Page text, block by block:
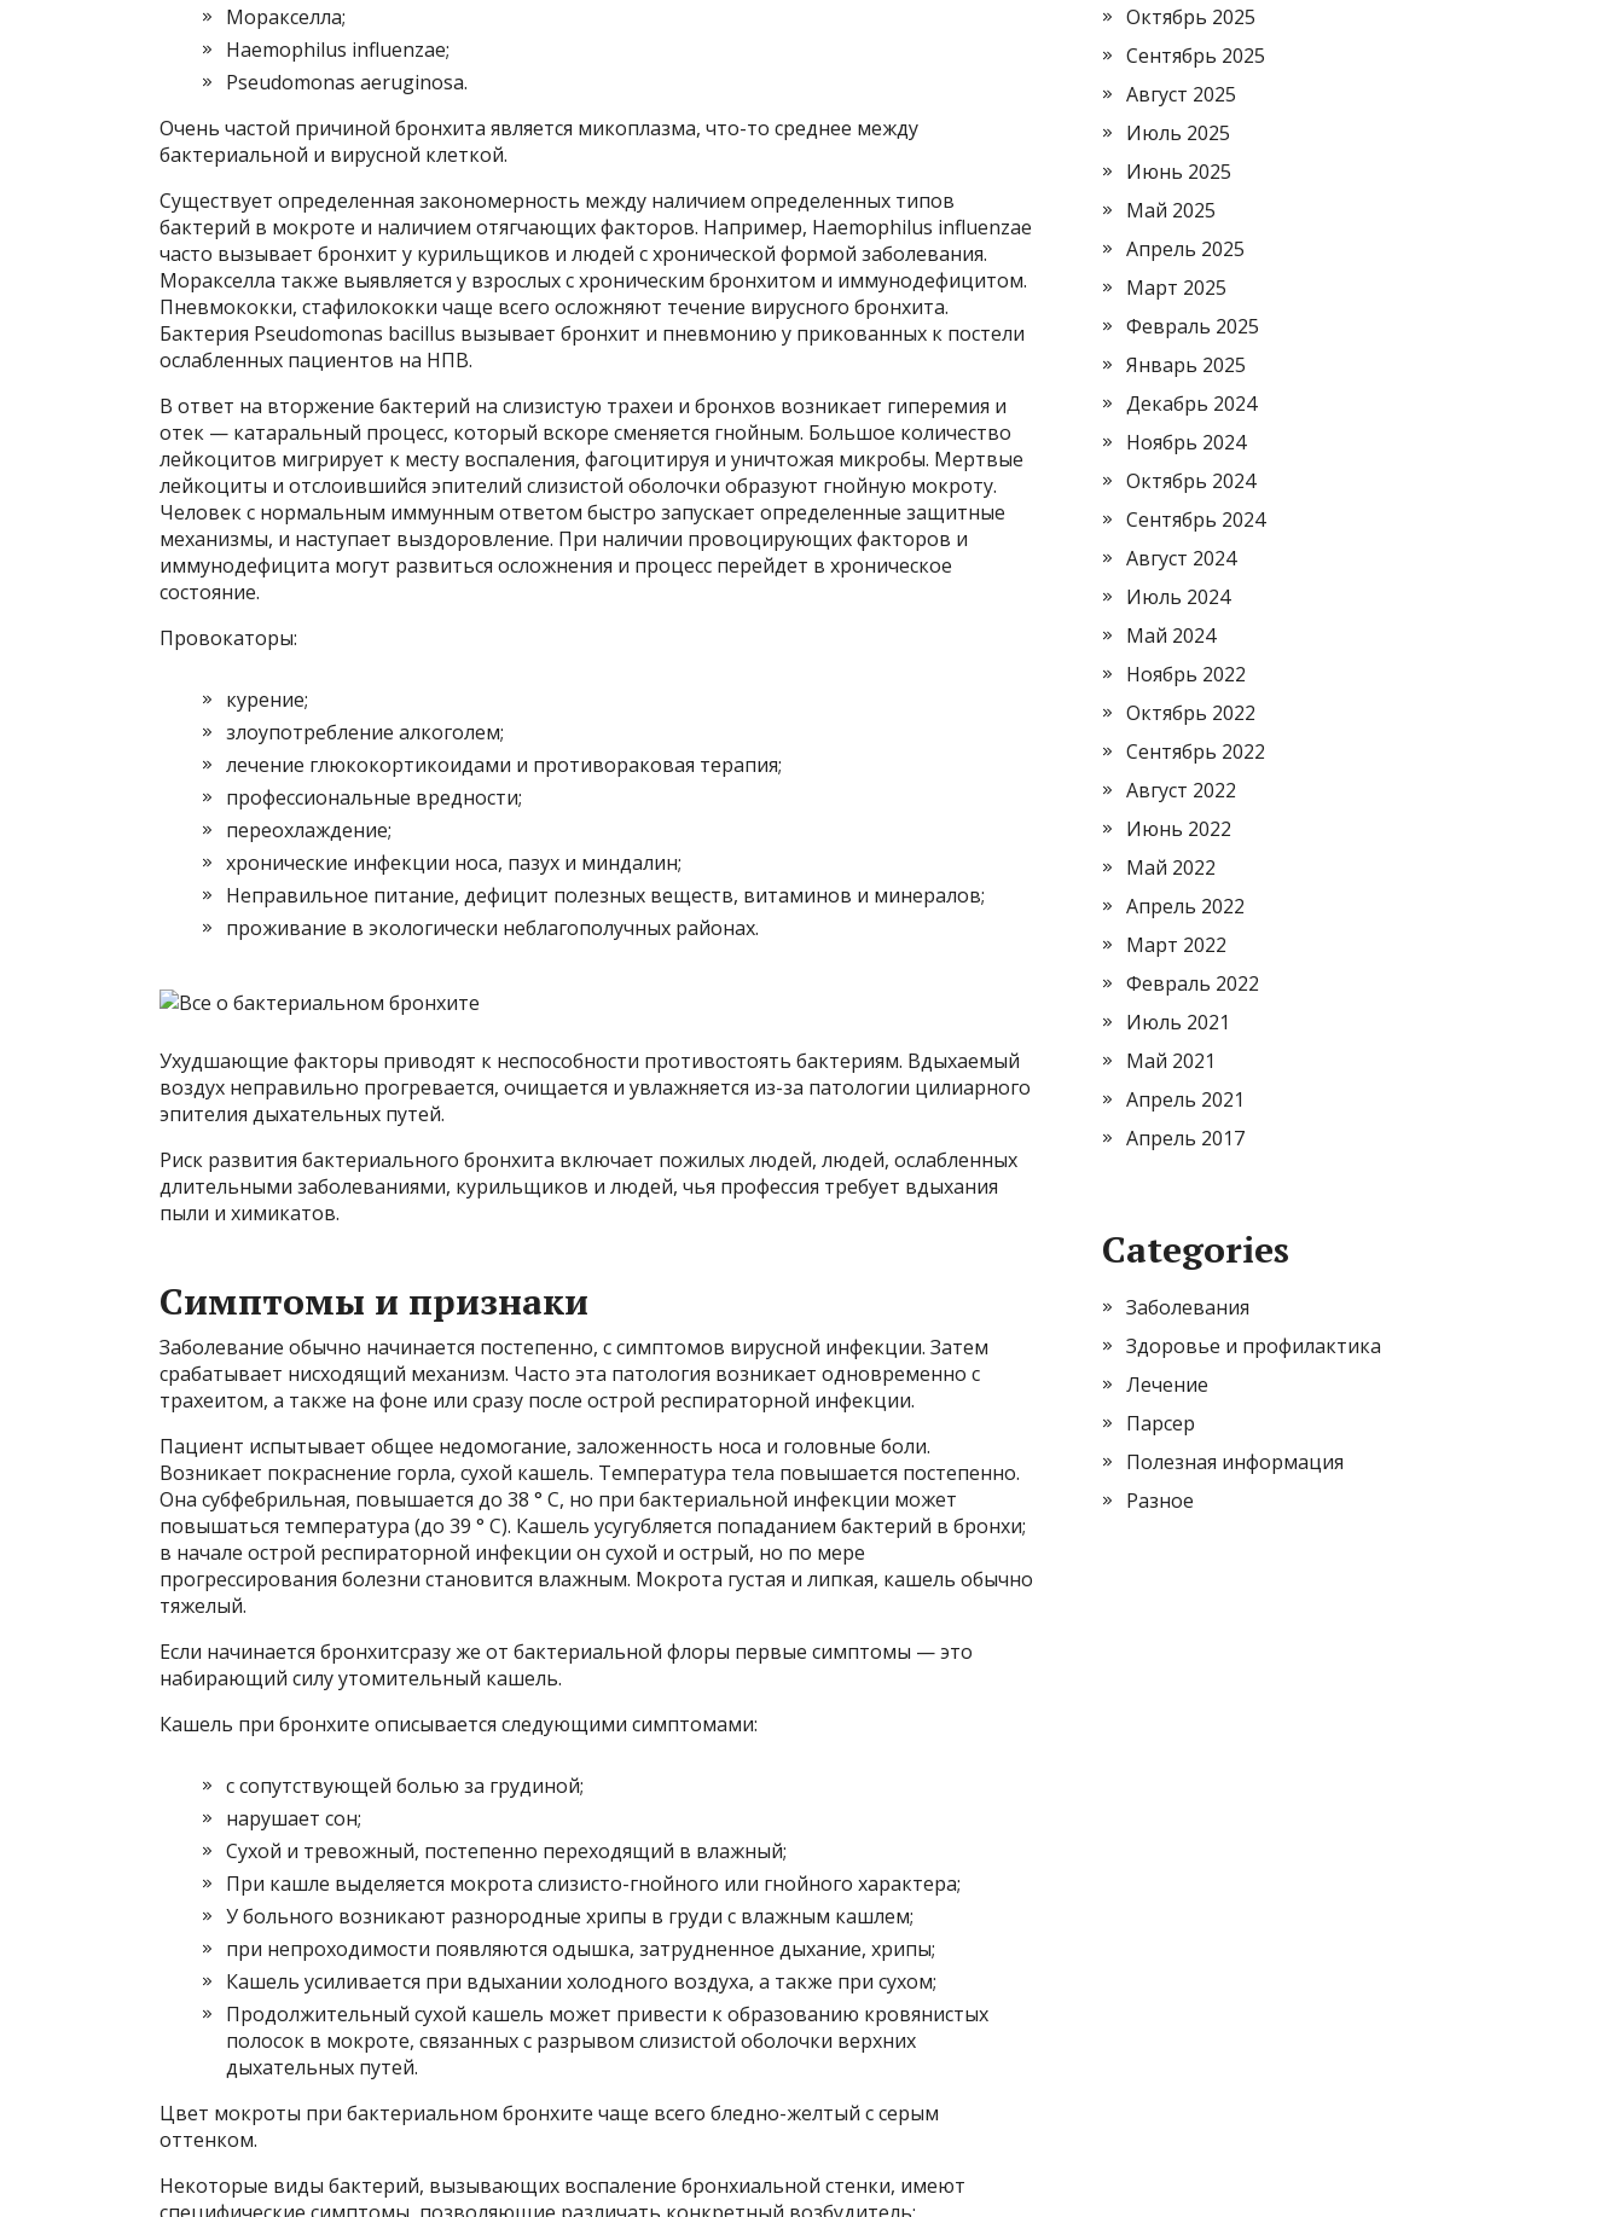
Моракселла;
Haemophilus influenzae;
Pseudomonas aeruginosa.
Очень частой причиной бронхита является микоплазма, что-то среднее между
бактериальной и вирусной клеткой.
Существует определенная закономерность между наличием определенных типов
бактерий в мокроте и наличием отягчающих факторов. Например, Haemophilus influenzae
часто вызывает бронхит у курильщиков и людей с хронической формой заболевания.
Моракселла также выявляется у взрослых с хроническим бронхитом и иммунодефицитом.
Пневмококки, стафилококки чаще всего осложняют течение вирусного бронхита.
Бактерия Pseudomonas bacillus вызывает бронхит и пневмонию у прикованных к постели
ослабленных пациентов на НПВ.
В ответ на вторжение бактерий на слизистую трахеи и бронхов возникает гиперемия и
отек — катаральный процесс, который вскоре сменяется гнойным. Большое количество
лейкоцитов мигрирует к месту воспаления, фагоцитируя и уничтожая микробы. Мертвые
лейкоциты и отслоившийся эпителий слизистой оболочки образуют гнойную мокроту.
Человек с нормальным иммунным ответом быстро запускает определенные защитные
механизмы, и наступает выздоровление. При наличии провоцирующих факторов и
иммунодефицита могут развиться осложнения и процесс перейдет в хроническое
состояние.
Провокаторы:
курение;
злоупотребление алкоголем;
лечение глюкокортикоидами и противораковая терапия;
профессиональные вредности;
переохлаждение;
хронические инфекции носа, пазух и миндалин;
Неправильное питание, дефицит полезных веществ, витаминов и минералов;
проживание в экологически неблагополучных районах.
Ухудшающие факторы приводят к неспособности противостоять бактериям. Вдыхаемый
воздух неправильно прогревается, очищается и увлажняется из-за патологии цилиарного
эпителия дыхательных путей.
Риск развития бактериального бронхита включает пожилых людей, людей, ослабленных
длительными заболеваниями, курильщиков и людей, чья профессия требует вдыхания
пыли и химикатов.
Симптомы и признаки
Заболевание обычно начинается постепенно, с симптомов вирусной инфекции. Затем
срабатывает нисходящий механизм. Часто эта патология возникает одновременно с
трахеитом, а также на фоне или сразу после острой респираторной инфекции.
Пациент испытывает общее недомогание, заложенность носа и головные боли.
Возникает покраснение горла, сухой кашель. Температура тела повышается постепенно.
Она субфебрильная, повышается до 38 ° C, но при бактериальной инфекции может
повышаться температура (до 39 ° C). Кашель усугубляется попаданием бактерий в бронхи;
в начале острой респираторной инфекции он сухой и острый, но по мере
прогрессирования болезни становится влажным. Мокрота густая и липкая, кашель обычно
тяжелый.
Если начинается бронхитсразу же от бактериальной флоры первые симптомы — это
набирающий силу утомительный кашель.
Кашель при бронхите описывается следующими симптомами:
с сопутствующей болью за грудиной;
нарушает сон;
Сухой и тревожный, постепенно переходящий в влажный;
При кашле выделяется мокрота слизисто-гнойного или гнойного характера;
У больного возникают разнородные хрипы в груди с влажным кашлем;
при непроходимости появляются одышка, затрудненное дыхание, хрипы;
Кашель усиливается при вдыхании холодного воздуха, а также при сухом;
Продолжительный сухой кашель может привести к образованию кровянистых
полосок в мокроте, связанных с разрывом слизистой оболочки верхних
дыхательных путей.
Цвет мокроты при бактериальном бронхите чаще всего бледно-желтый с серым
оттенком.
Некоторые виды бактерий, вызывающих воспаление бронхиальной стенки, имеют
Октябрь 2025
Сентябрь 2025
Август 2025
Июль 2025
Июнь 2025
Май 2025
Апрель 2025
Март 2025
Февраль 2025
Январь 2025
Декабрь 2024
Ноябрь 2024
Октябрь 2024
Сентябрь 2024
Август 2024
Июль 2024
Май 2024
Ноябрь 2022
Октябрь 2022
Сентябрь 2022
Август 2022
Июнь 2022
Май 2022
Апрель 2022
Март 2022
Февраль 2022
Июль 2021
Май 2021
Апрель 2021
Апрель 2017
Categories
Заболевания
Здоровье и профилактика
Лечение
Парсер
Полезная информация
Разное